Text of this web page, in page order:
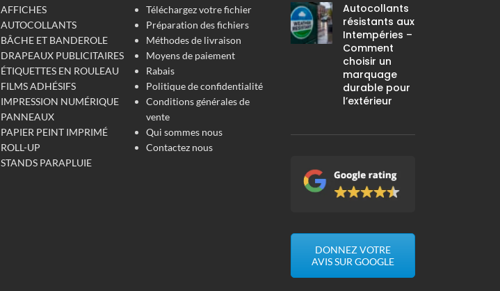
AFFICHES
AUTOCOLLANTS
BÂCHE ET BANDEROLE
DRAPEAUX PUBLICITAIRES
ÉTIQUETTES EN ROULEAU
FILMS ADHÉSIFS
IMPRESSION NUMÉRIQUE
PANNEAUX
PAPIER PEINT IMPRIMÉ
ROLL-UP
STANDS PARAPLUIE
Téléchargez votre fichier
Préparation des fichiers
Méthodes de livraison
Moyens de paiement
Rabais
Politique de confidentialité
Conditions générales de
vente
Qui sommes nous
Contactez nous
Autocollants
résistants aux
Intempéries –
Comment
choisir un
marquage
durable pour
l’extérieur
DONNEZ VOTRE
AVIS SUR GOOGLE